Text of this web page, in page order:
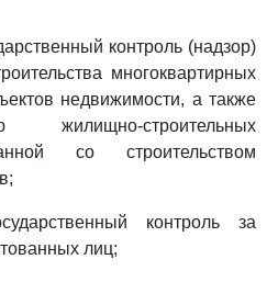
контроль (надзор)
многоквартирных
недвижимости, а также
жилищно-строительных
со строительством
контроль за
лиц;